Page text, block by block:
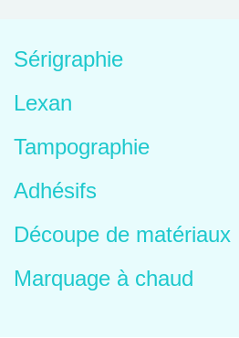
Sérigraphie
Lexan
Tampographie
Adhésifs
Découpe de matériaux
Marquage à chaud